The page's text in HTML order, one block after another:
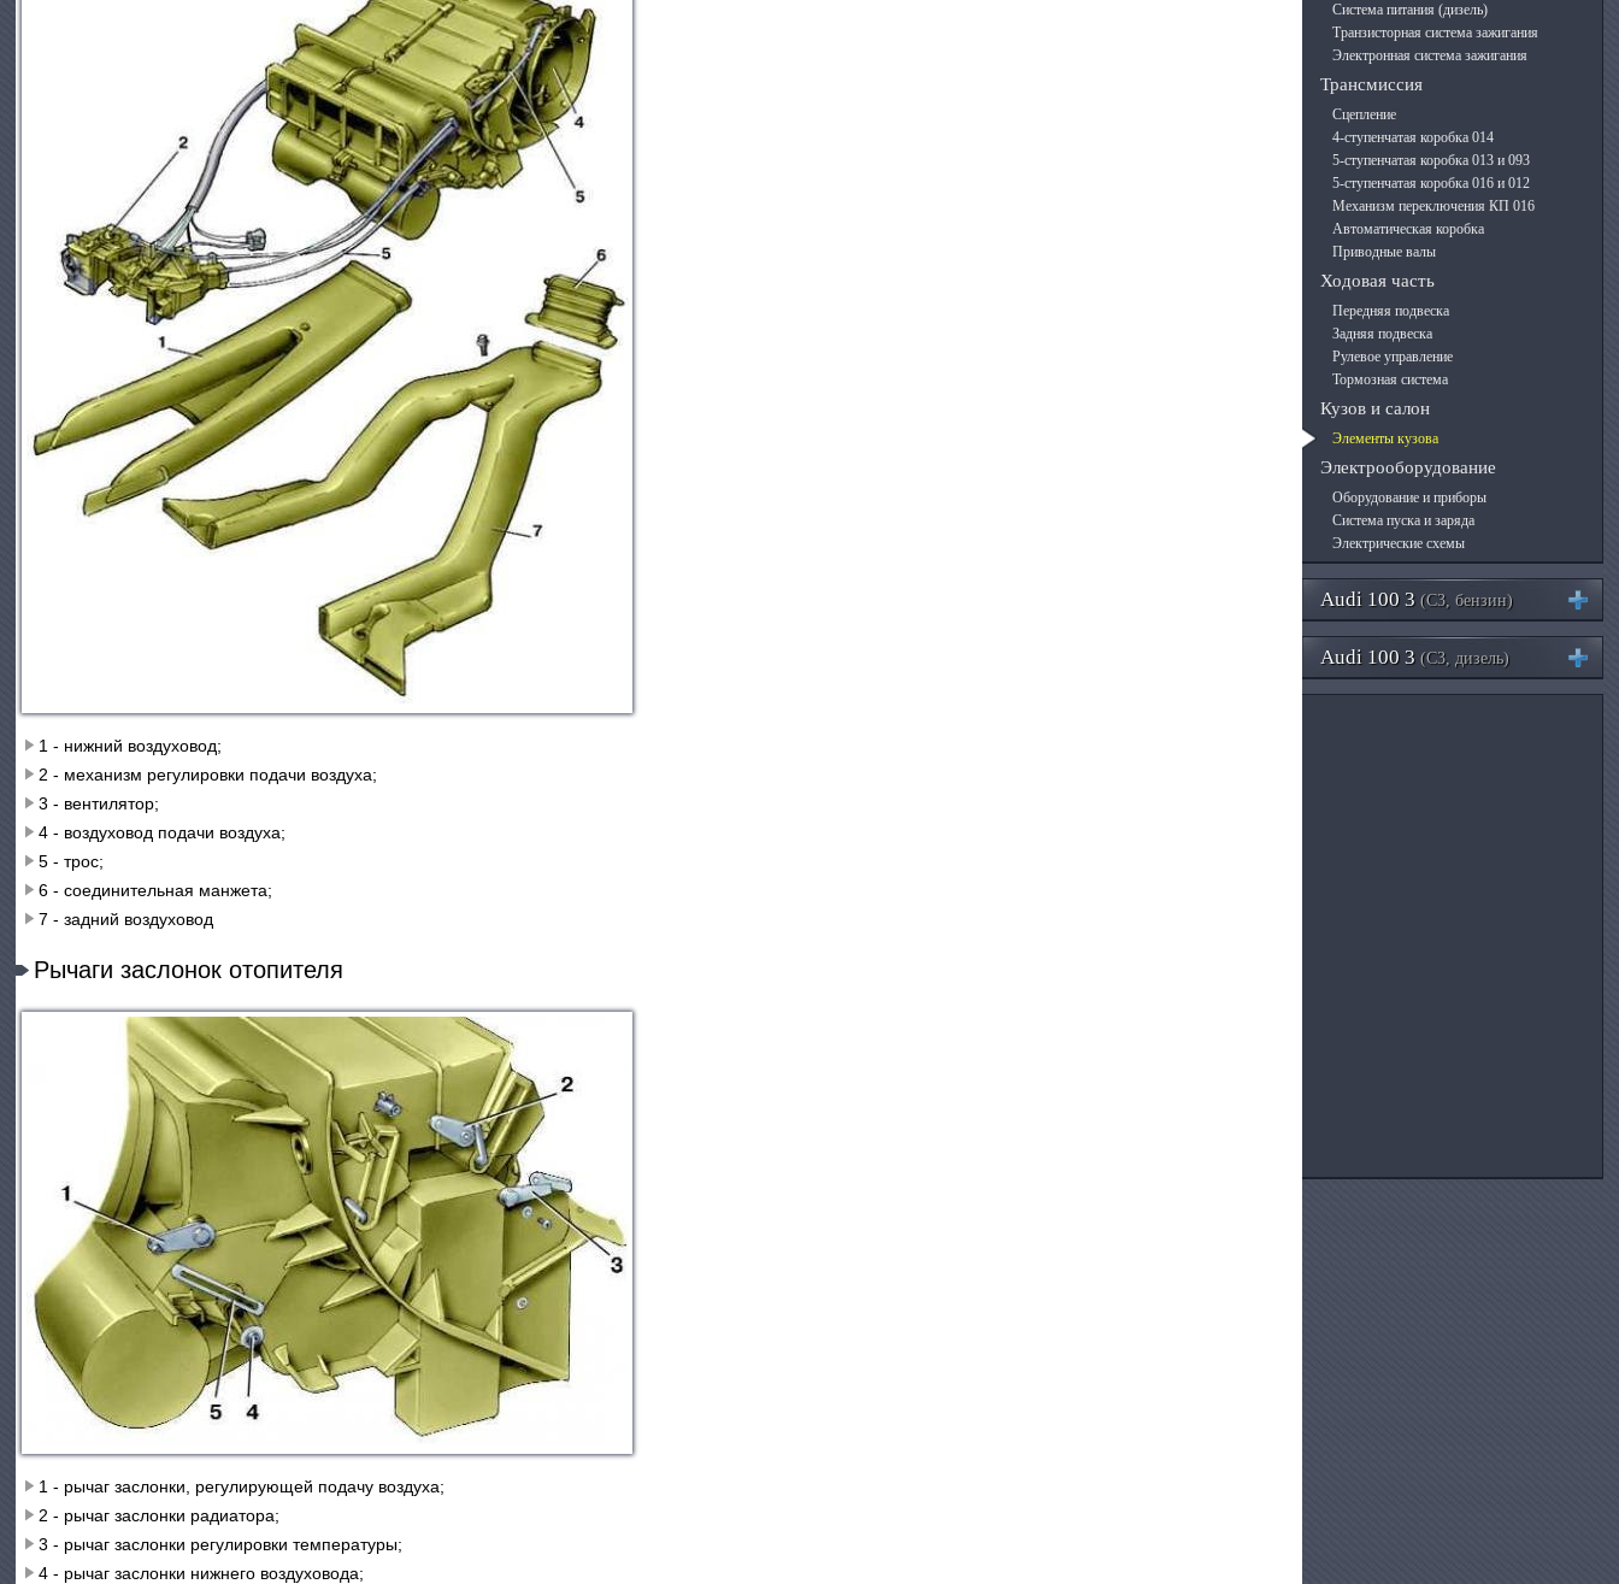
1 - нижний воздуховод;
2 - механизм регулировки подачи воздуха;
3 - вентилятор;
4 - воздуховод подачи воздуха;
5 - трос;
6 - соединительная манжета;
7 - задний воздуховод
Рычаги заслонок отопителя
1 - рычаг заслонки, регулирующей подачу воздуха;
2 - рычаг заслонки радиатора;
3 - рычаг заслонки регулировки температуры;
4 - рычаг заслонки нижнего воздуховода;
Система питания (дизель)
Транзисторная система зажигания
Электронная система зажигания
Трансмиссия
Сцепление
4-ступенчатая коробка 014
5-ступенчатая коробка 013 и 093
5-ступенчатая коробка 016 и 012
Механизм переключения КП 016
Автоматическая коробка
Приводные валы
Ходовая часть
Передняя подвеска
Задняя подвеска
Рулевое управление
Тормозная система
Кузов и салон
Элементы кузова
Электрооборудование
Оборудование и приборы
Система пуска и заряда
Электрические схемы
Audi 100 3 (C3, бензин)
Audi 100 3 (C3, дизель)